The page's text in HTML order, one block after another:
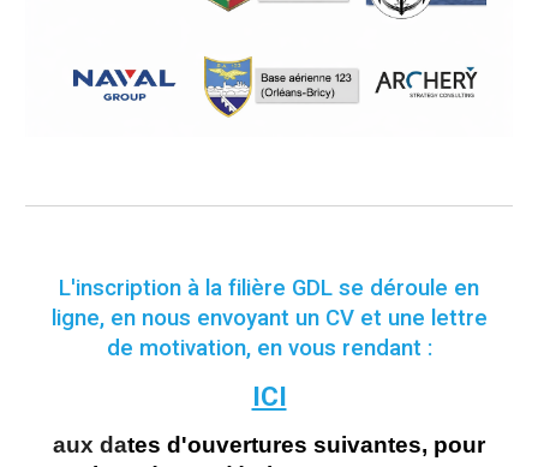
L'inscription à la filière GDL se déroule en
ligne, en nous envoyant un CV et une lettre
de motivation, en vous rendant :
ICI
aux dates d'ouvertures suivantes, pour